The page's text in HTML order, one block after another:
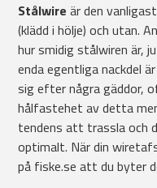
Stålwire är den
(klädd i hölje) och utan.
hur smidig stålwiren är,
enda egentliga nackdel
sig efter några gäddor,
hålfastehet av detta
tendens att trassla och
optimalt. När din
på fiske.se att du byter